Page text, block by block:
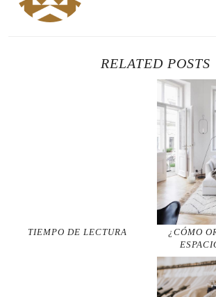
RELATED POSTS
TIEMPO DE LECTURA
¿CÓMO